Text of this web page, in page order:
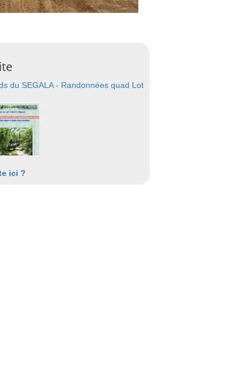
du SEGALA - Randonnées quad Lot
ici ?